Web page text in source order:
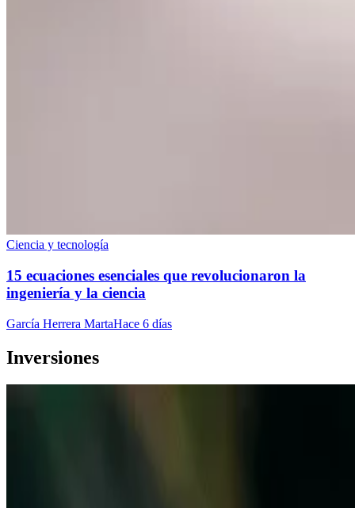
Ciencia y tecnología
15 ecuaciones esenciales que revolucionaron la
ingeniería y la ciencia
García Herrera MartaHace 6 días
Inversiones